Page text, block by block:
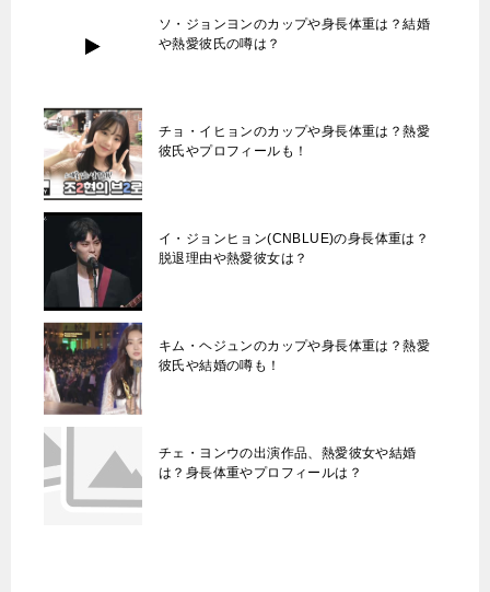
ソ・ジョンヨンのカップや身長体重は？結婚
や熱愛彼氏の噂は？
チョ・イヒョンのカップや身長体重は？熱愛
彼氏やプロフィールも！
イ・ジョンヒョン(CNBLUE)の身長体重は？
脱退理由や熱愛彼女は？
キム・ヘジュンのカップや身長体重は？熱愛
彼氏や結婚の噂も！
チェ・ヨンウの出演作品、熱愛彼女や結婚
は？身長体重やプロフィールは？